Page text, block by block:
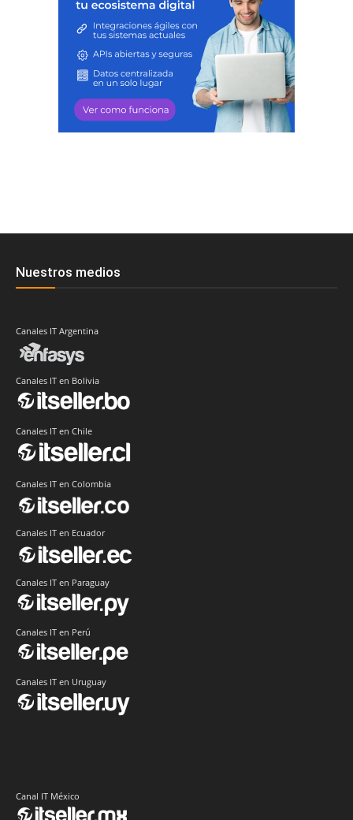
Nuestros medios
Canales IT Argentina
Canales IT en Bolivia
Canales IT en Chile
Canales IT en Colombia
Canales IT en Ecuador
Canales IT en Paraguay
Canales IT en Perú
Canales IT en Uruguay
Canal IT México